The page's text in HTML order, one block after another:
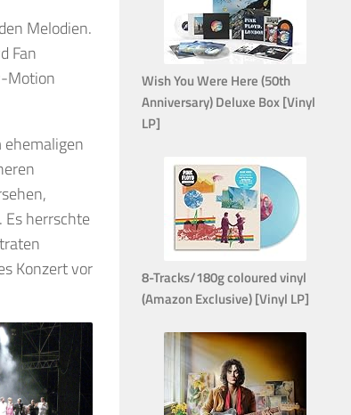
Melodien.
Fan
Motion
Es herrschte
Konzert vor
Wish You Were Here (50th
Anniversary) Deluxe Box [Vinyl
LP]
8-Tracks/180g coloured vinyl
(Amazon Exclusive) [Vinyl LP]